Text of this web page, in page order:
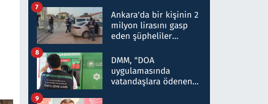
ifadelerinden ortaya
çıkan tablo şok etti
Ankara'da bir kişinin 2
milyon lirasını gasp
eden şüpheliler
7
DMM, "DOA
uygulamasında
vatandaşlara ödenen
8
9